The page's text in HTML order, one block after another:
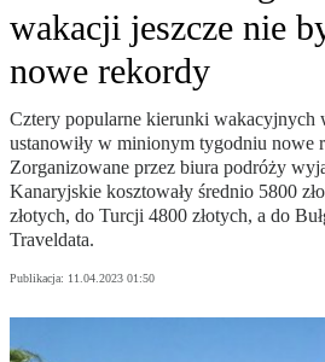
wakacji jeszcze nie
nowe rekordy
Cztery popularne kierunki wakacyjnych
ustanowiły w minionym tygodniu nowe
Zorganizowane przez biura podróży
Kanaryjskie kosztowały średnio 5800
złotych, do Turcji 4800 złotych, a do
Traveldata.
Publikacja: 11.04.2023 01:50